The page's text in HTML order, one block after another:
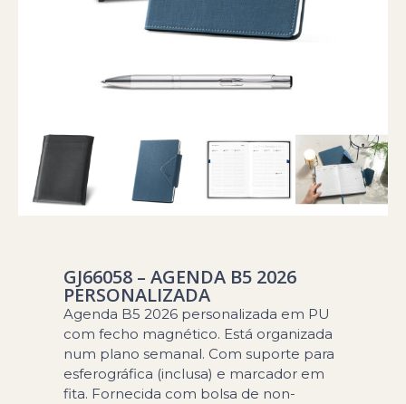
GJ66058 – AGENDA B5 2026
PERSONALIZADA
Agenda B5 2026 personalizada em PU
com fecho magnético. Está organizada
num plano semanal. Com suporte para
esferográfica (inclusa) e marcador em
fita. Fornecida com bolsa de non-